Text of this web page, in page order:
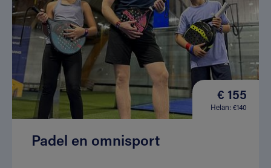
€ 155
Helan: €140
Padel en omnisport